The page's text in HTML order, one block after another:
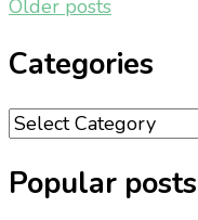
Posts
navigation
Older posts
Categories
Categories
Popular